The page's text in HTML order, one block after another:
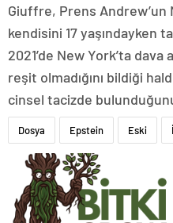
Giuffre, Prens Andrew’un
kendisini 17 yaşındayken
2021’de New York’ta dava
reşit olmadığını bildiği
cinsel tacizde
Dosya Epstein Eski